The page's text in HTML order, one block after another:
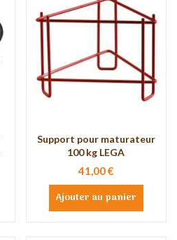
Support pour maturateur
100 kg LEGA
41,00 €
Ajouter au panier